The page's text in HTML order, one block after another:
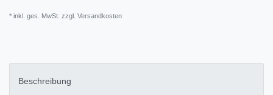
* inkl. ges. MwSt. zzgl. Versandkosten
Beschreibung